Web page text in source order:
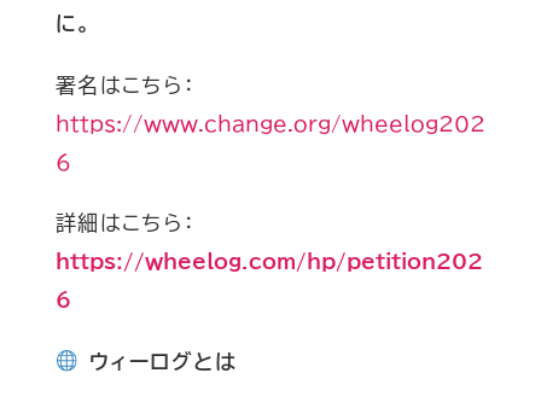
に。
署名はこちら：
https://www.change.org/wheelog202
6
詳細はこちら：
https://wheelog.com/hp/petition202
6
ウィーログとは